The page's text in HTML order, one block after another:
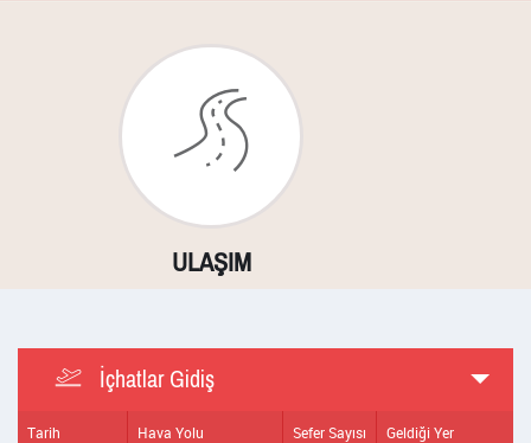
ULAŞIM
İçhatlar Gidiş
Tarih Hava Yolu Sefer Sayısı Geldiği Yer